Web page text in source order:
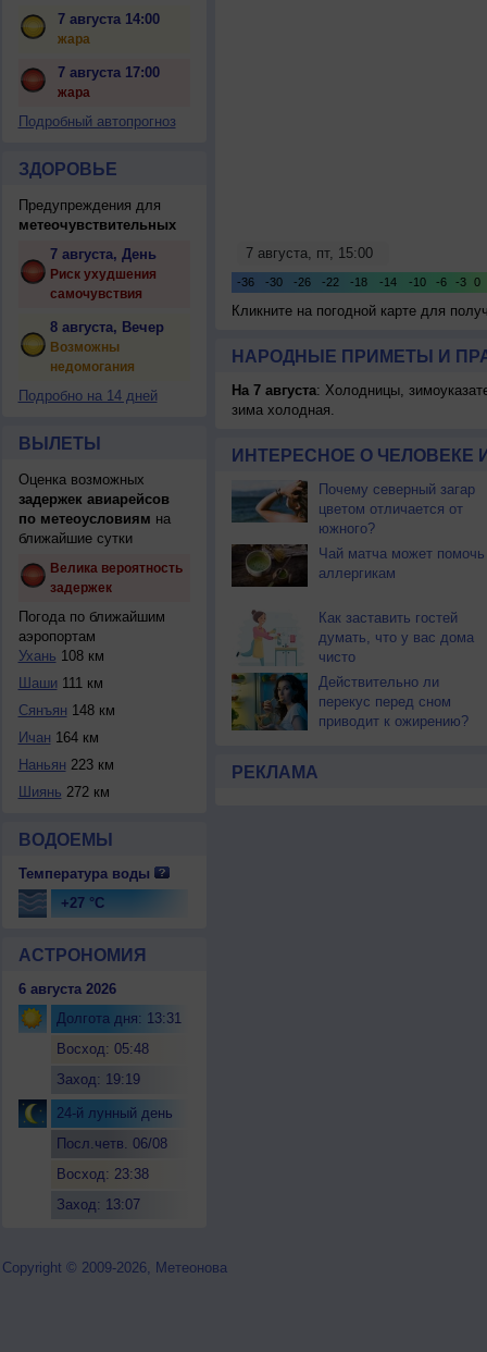
7 августа 14:00
жара
7 августа 17:00
жара
Подробный автопрогноз
ЗДОРОВЬЕ
Предупреждения для
метеочувствительных
7 августа, День
Риск ухудшения
самочувствия
8 августа, Вечер
Возможны
недомогания
Подробно на 14 дней
ВЫЛЕТЫ
Оценка возможных
задержек авиарейсов
по метеоусловиям на
ближайшие сутки
Велика вероятность
задержек
Погода по ближайшим
аэропортам
Ухань 108 км
Шаши 111 км
Сянъян 148 км
Ичан 164 км
Наньян 223 км
Шиянь 272 км
ВОДОЕМЫ
Температура воды
+27 °C
АСТРОНОМИЯ
6 августа 2026
Долгота дня: 13:31
Восход: 05:48
Заход: 19:19
24-й лунный день
Посл.четв. 06/08
Восход: 23:38
Заход: 13:07
Кликните на погодной карте для
НАРОДНЫЕ ПРИМЕТЫ И
На 7 августа: Холодницы,
зима холодная.
ИНТЕРЕСНОЕ О ЧЕЛОВЕКЕ
Почему северный загар
цветом отличается от
южного?
Чай матча может помочь
аллергикам
Как заставить гостей
думать, что у вас дома
чисто
Действительно ли
перекус перед сном
приводит к ожирению?
РЕКЛАМА
Copyright © 2009-2026, Метеонова